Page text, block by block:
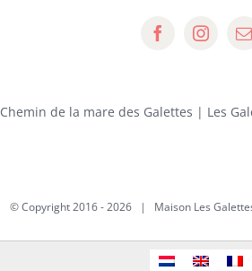
de la mare des Galettes | Les
© Copyright 2016 -2026 | Maison Les